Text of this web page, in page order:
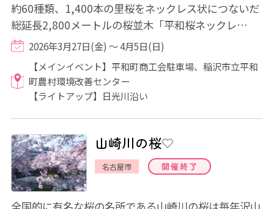
約60種類、1,400本の里桜をネックレス状につないだ
総延長2,800メートルの桜並木「平和桜ネックレ
ス」。この稲沢市の桜の名所では、3月中旬から4月...
2026年3月27日(金) ～ 4月5日(日)
【メインイベント】平和町商工会駐車場、稲沢市立平和
町農村環境改善センター
【ライトアップ】日光川沿い
山崎川の桜
名古屋市 開催終了